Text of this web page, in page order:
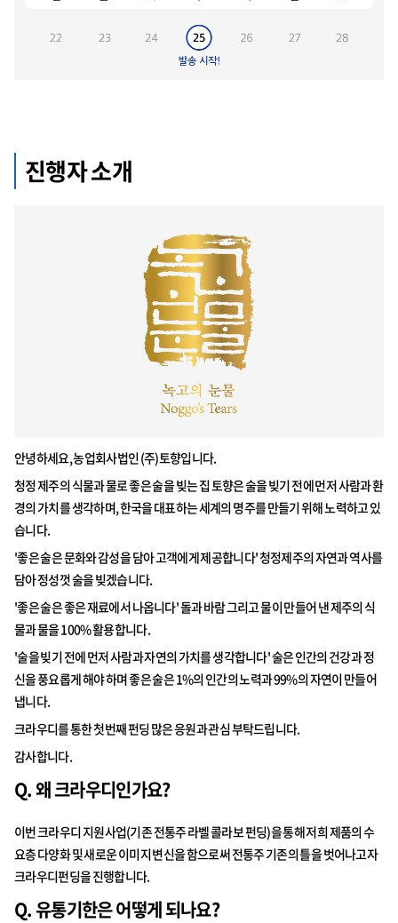
진행자 소개
안녕하세요, 농업회사법인 (주)토향입니다.
청정 제주의 식물과 물로 좋은 술을 빚는 집 토향은 술을 빚기 전에 먼저 사람과 환
경의 가치를 생각하며, 한국을 대표하는 세계의 명주를 만들기 위해 노력하고 있
습니다.
'좋은 술은 문화와 감성을 담아 고객에게 제공합니다' 청정제주의 자연과 역사를
담아 정성껏 술을 빚겠습니다.
'좋은 술은 좋은 재료에서 나옵니다' 돌과 바람 그리고 물이 만들어 낸 제주의 식
물과 물을 100% 활용합니다.
'술을 빚기 전에 먼저 사람과 자연의 가치를 생각합니다' 술은 인간의 건강과 정
신을 풍요롭게 해야 하며 좋은 술은 1%의 인간의 노력과 99%의 자연이 만들어
냅니다.
크라우디를 통한 첫번째 펀딩 많은 응원과 관심 부탁드립니다.
감사합니다.
Q. 왜 크라우디인가요?
이번 크라우디 지원사업(기존 전통주 라벨 콜라보 펀딩)을 통해 저희 제품의 수
요층 다양화 및 새로운 이미지 변신을 함으로써 전통주 기존의 틀을 벗어나고자
크라우디펀딩을 진행합니다.
Q. 유통기한은 어떻게 되나요?